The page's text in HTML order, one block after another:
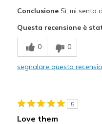
Comfortable
Stylish
ConclusioneSì, mi sento
Questa recensione è
0 0
segnalare questa
5
Love them